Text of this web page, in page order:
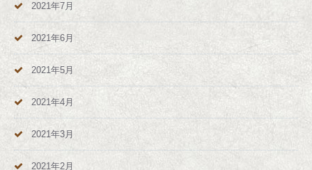
2021年7月
2021年6月
2021年5月
2021年4月
2021年3月
2021年2月